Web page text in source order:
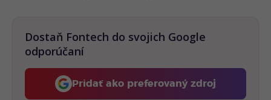
Dostaň Fontech do svojich Google
odporúčaní
Pridať ako preferovaný zdroj
Fontech, odkaz sa otvorí v